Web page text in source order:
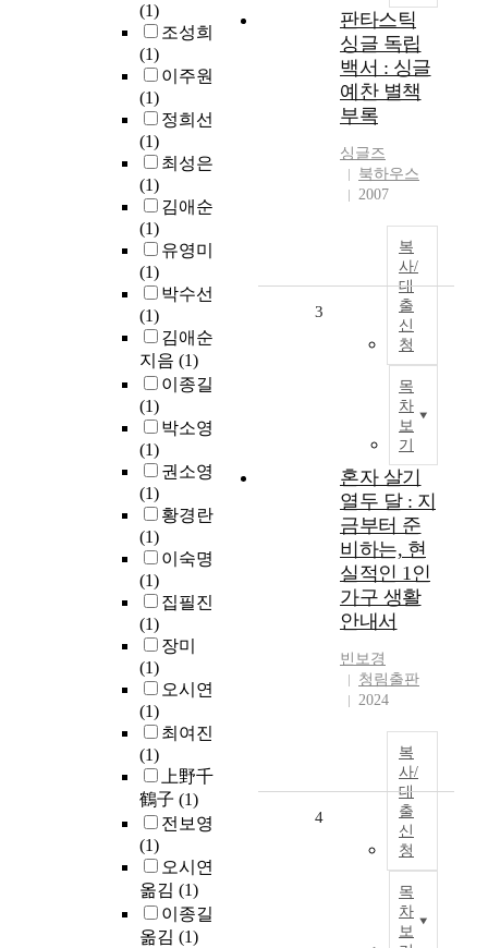
(1)
조성희
(1)
이주원
(1)
정희선
(1)
최성은
(1)
김애순
(1)
유영미
(1)
박수선
(1)
김애순
지음 (1)
이종길
(1)
박소영
(1)
권소영
(1)
황경란
(1)
이숙명
(1)
집필진
(1)
장미
(1)
오시연
(1)
최여진
(1)
上野千
鶴子 (1)
전보영
(1)
오시연
옮김 (1)
이종길
옮김 (1)
판타스틱
싱글 독립
백서 : 싱글
예찬 별책
부록
싱글즈
북하우스
2007
복
사/
대
출
신
청
목
차
보
기
3
혼자 살기
열두 달 : 지
금부터 준
비하는, 현
실적인 1인
가구 생활
안내서
빈보경
청림출판
2024
복
사/
대
출
신
청
목
차
보
4